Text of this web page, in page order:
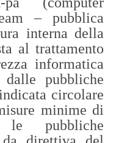
– pubblica
interna della
al trattamento
informatica
pubbliche
circolare
minime di
pubbliche